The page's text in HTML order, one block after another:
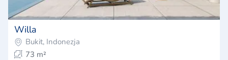
Willa
Bukit, Indonezja
73 m²